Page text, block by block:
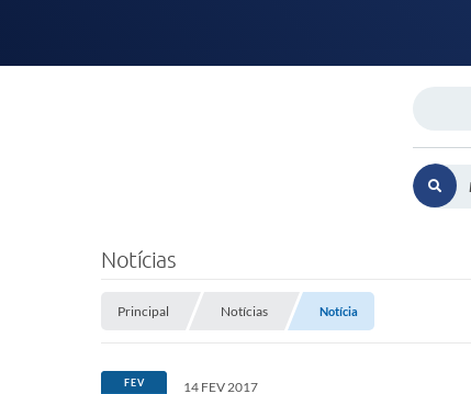
Notícias
Principal Notícias Notícia
FEV 14 FEV 2017